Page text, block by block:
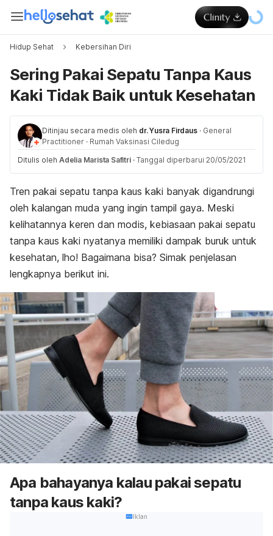
Hidup Sehat Kebersihan Diri
Sering Pakai Sepatu Tanpa Kaus
Kaki Tidak Baik untuk Kesehatan
Ditinjau secara medis oleh dr. Yusra Firdaus · General
Practitioner · Rumah Vaksinasi Ciledug
Ditulis oleh Adelia Marista Safitri · Tanggal diperbarui 20/05/2021
Tren pakai sepatu tanpa kaus kaki banyak digandrungi
oleh kalangan muda yang ingin tampil gaya. Meski
kelihatannya keren dan modis, kebiasaan pakai sepatu
tanpa kaus kaki nyatanya memiliki dampak buruk untuk
kesehatan, lho! Bagaimana bisa? Simak penjelasan
lengkapnya berikut ini.
Apa bahayanya kalau pakai sepatu
tanpa kaus kaki?
Iklan